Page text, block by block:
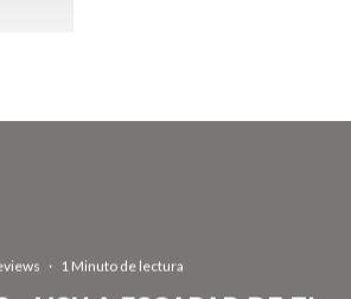
· 1 Minuto de lectura